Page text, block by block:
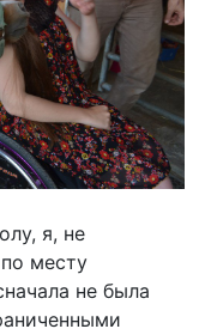
я, не
месту
не была